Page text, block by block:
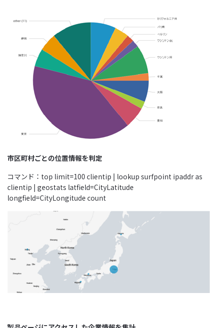
市区町村ごとの位置情報を判定
コマンド：top limit=100 clientip | lookup surfpoint ipaddr as
clientip | geostats latfield=CityLatitude
longfield=CityLongitude count